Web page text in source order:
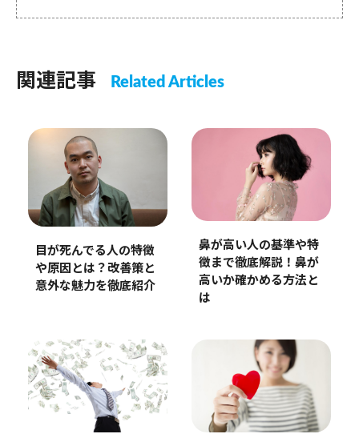
関連記事 Related Articles
目が死んでる人の特徴
や原因とは？改善策と
意外な魅力を徹底紹介
鼻が高い人の基準や特
徴まで徹底解説！鼻が
高いか確かめる方法と
は